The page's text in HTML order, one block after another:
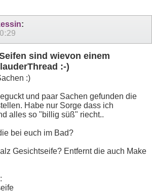
:
sind wievon einem
:-)
:)
und paar Sachen gefunden die
Habe nur Sorge dass ich
alles so "billig süß" riecht..
bei euch im Bad?
Gesichtseife? Entfernt die auch Make